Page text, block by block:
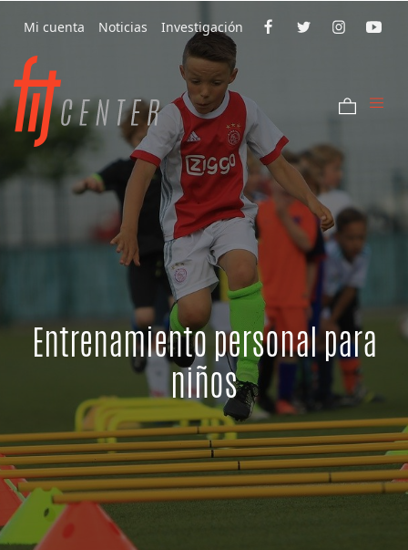
Mi cuenta Noticias Investigación
Entrenamiento personal para
niños